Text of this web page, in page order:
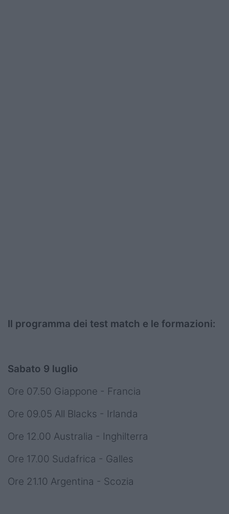
Il programma dei test match e le formazioni:
Sabato 9 luglio
Ore 07.50 Giappone - Francia
Ore 09.05 All Blacks - Irlanda
Ore 12.00 Australia - Inghilterra
Ore 17.00 Sudafrica - Galles
Ore 21.10 Argentina - Scozia